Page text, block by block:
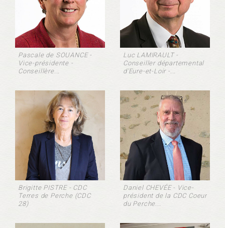
Pascale de SOUANCE -
Vice-présidente -
Conseillère...
Luc LAMIRAULT -
Conseiller départemental
d'Eure-et-Loir -...
Brigitte PISTRE - CDC
Terres de Perche (CDC
28)
Daniel CHEVÉE - Vice-
président de la CDC Coeur
du Perche...